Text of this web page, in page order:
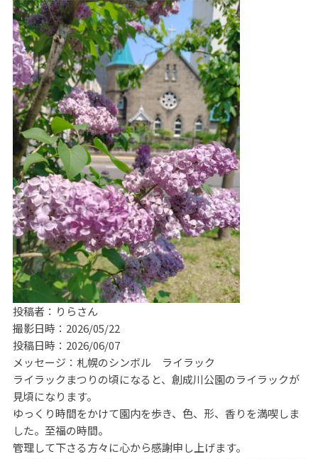
投稿者：りらさん
撮影日時：2026/05/22
投稿日時：2026/06/07
メッセージ：札幌のシンボル ライラック
ライラックまつりの頃になると、創成川公園のライラックが
見頃になります。
ゆっくり時間をかけて園内を歩き、色、形、香りを満喫しま
した。至福の時間。
管理して下さる方々に心から感謝申し上げます。